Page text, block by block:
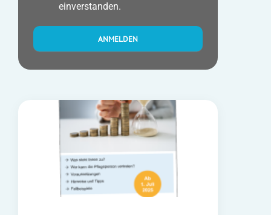
einverstanden.